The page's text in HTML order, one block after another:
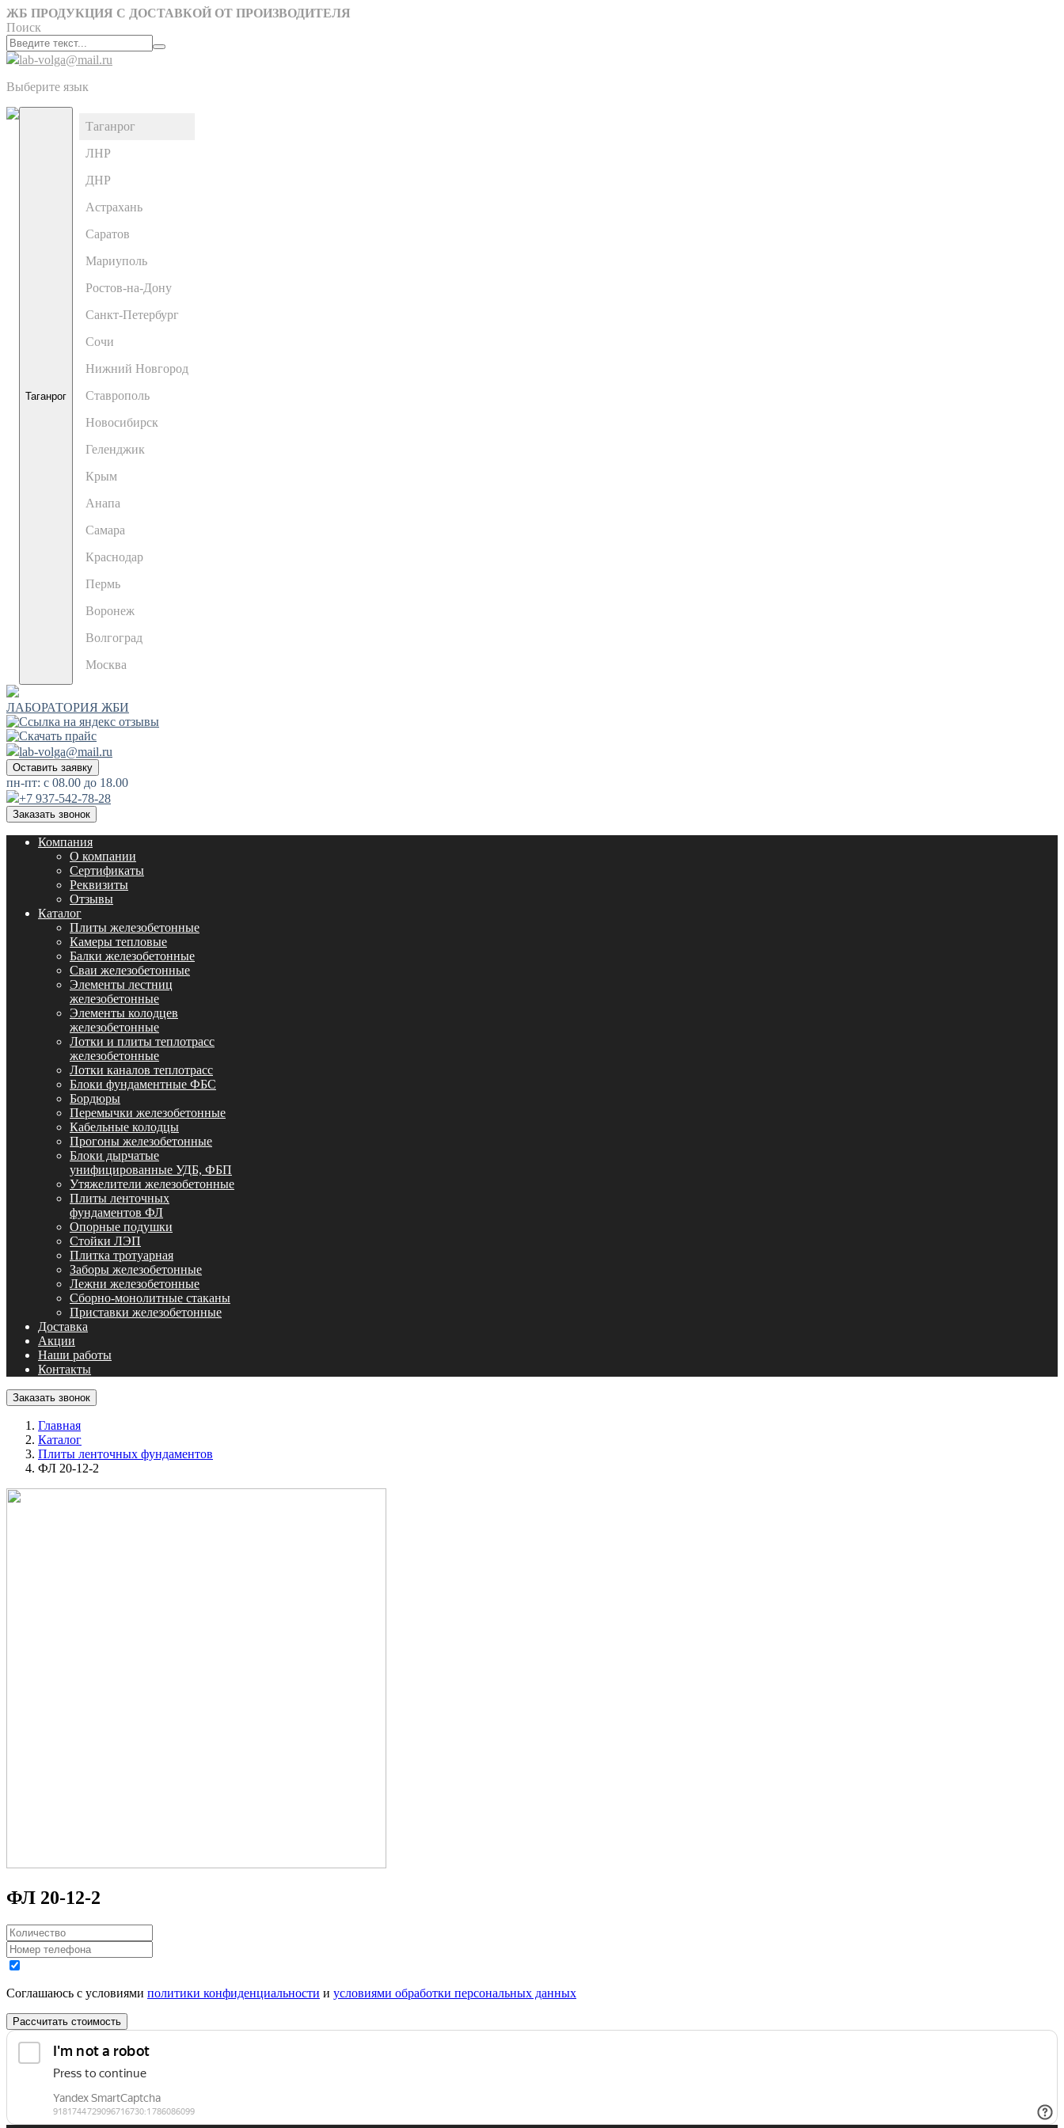
ЖБ ПРОДУКЦИЯ С ДОСТАВКОЙ ОТ ПРОИЗВОДИТЕЛЯ
Поиск
lab-volga@mail.ru
Выберите язык
Таганрог
Таганрог
ЛНР
ДНР
Астрахань
Саратов
Мариуполь
Ростов-на-Дону
Санкт-Петербург
Сочи
Нижний Новгород
Ставрополь
Новосибирск
Геленджик
Крым
Анапа
Самара
Краснодар
Пермь
Воронеж
Волгоград
Москва
ЛАБОРАТОРИЯ ЖБИ
lab-volga@mail.ru
Оставить заявку
пн-пт: с 08.00 до 18.00
+7 937-542-78-28
Заказать звонок
Компания
О компании
Сертификаты
Реквизиты
Отзывы
Каталог
Плиты железобетонные
Камеры тепловые
Балки железобетонные
Сваи железобетонные
Элементы лестниц
железобетонные
Элементы колодцев
железобетонные
Лотки и плиты теплотрасс
железобетонные
Лотки каналов теплотрасс
Блоки фундаментные ФБС
Бордюры
Перемычки железобетонные
Кабельные колодцы
Прогоны железобетонные
Блоки дырчатые
унифицированные УДБ, ФБП
Утяжелители железобетонные
Плиты ленточных
фундаментов ФЛ
Опорные подушки
Стойки ЛЭП
Плитка тротуарная
Заборы железобетонные
Лежни железобетонные
Сборно-монолитные стаканы
Приставки железобетонные
Доставка
Акции
Наши работы
Контакты
Заказать звонок
Главная
Каталог
Плиты ленточных фундаментов
ФЛ 20-12-2
ФЛ 20-12-2
Соглашаюсь с условиями политики конфиденциальности и условиями обработки персональных данных
Рассчитать стоимость